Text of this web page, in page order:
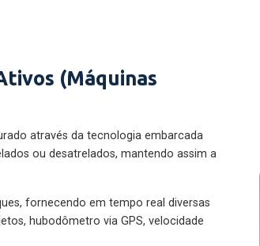
(Máquinas
através da tecnologia embarcada
ou desatrelados, mantendo assim a
fornecendo em tempo real diversas
hubodômetro via GPS, velocidade